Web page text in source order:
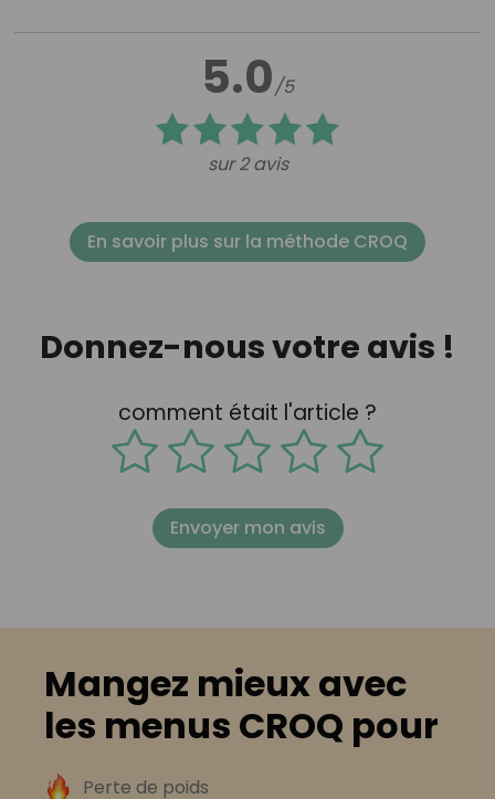
5.0/5
sur 2 avis
En savoir plus sur la méthode CROQ
Donnez-nous votre avis !
comment était l'article ?
Envoyer mon avis
Mangez mieux avec
les menus CROQ pour
Perte de poids